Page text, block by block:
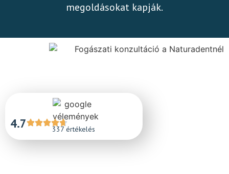
megoldásokat kapják.
4.7 337 értékelés